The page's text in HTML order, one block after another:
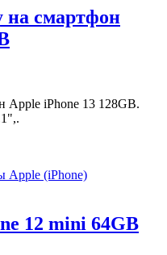
на смартфон
Apple iPhone 13 128GB.
Apple (iPhone)
12 mini 64GB